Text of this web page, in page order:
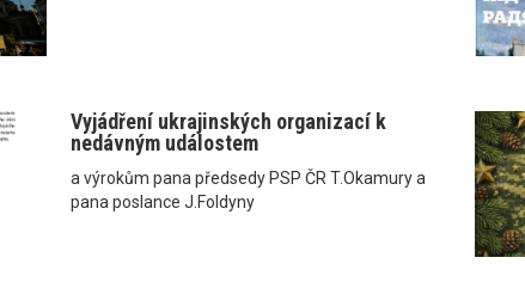
Vyjádření ukrajinských organizací k
nedávným událostem
a výrokům pana předsedy PSP ČR T.Okamury a
pana poslance J.Foldyny